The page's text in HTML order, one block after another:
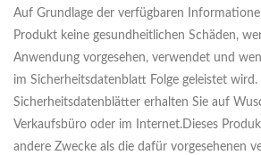
Auf Grundlage der verfügbaren
Produkt keine gesundheitlichen Schäden,
Anwendung vorgesehen, verwendet und
im Sicherheitsdatenblatt Folge geleistet wird.
Sicherheitsdatenblätter erhalten Sie auf
Verkaufsbüro oder im Internet.Dieses
andere Zwecke als die dafür vorgesehenen